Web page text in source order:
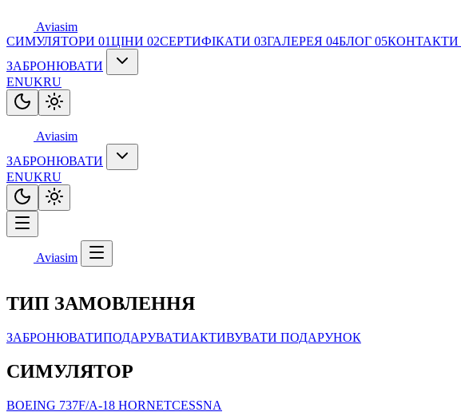
Aviasim
СИМУЛЯТОРИ 01ЦІНИ 02СЕРТИФІКАТИ 03ГАЛЕРЕЯ 04БЛОГ 05КОНТАКТИ
ЗАБРОНЮВАТИ
ENUKRU
Aviasim
ЗАБРОНЮВАТИ
ENUKRU
Aviasim
ТИП ЗАМОВЛЕННЯ
ЗАБРОНЮВАТИПОДАРУВАТИАКТИВУВАТИ ПОДАРУНОК
СИМУЛЯТОР
BOEING 737F/A-18 HORNETCESSNA